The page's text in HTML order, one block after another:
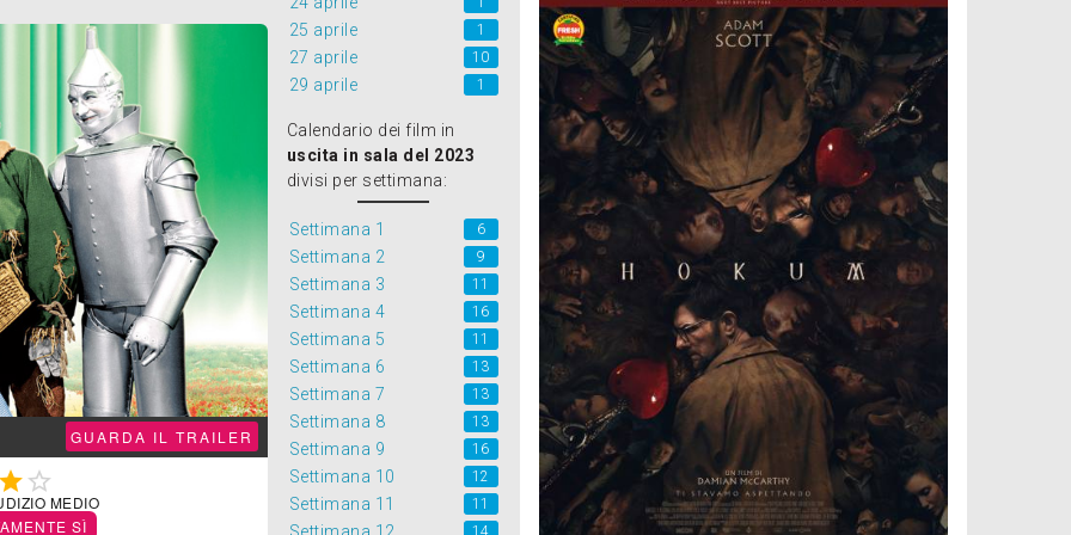
GUARDA IL TRAILER

MEDIO
SÌ
25 aprile 1
27 aprile 10
29 aprile 1
Calendario dei film in
uscita in sala del 2023
divisi per settimana:
Settimana 1 6
Settimana 2 9
Settimana 3 11
Settimana 4 16
Settimana 5 11
Settimana 6 13
Settimana 7 13
Settimana 8 13
Settimana 9 16
Settimana 10 12
Settimana 11 11